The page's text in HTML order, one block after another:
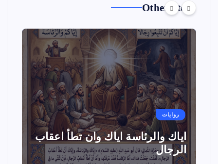
Other Story
روايات
اياك والرئاسة اياك وان تطأ اعقاب
الرجال